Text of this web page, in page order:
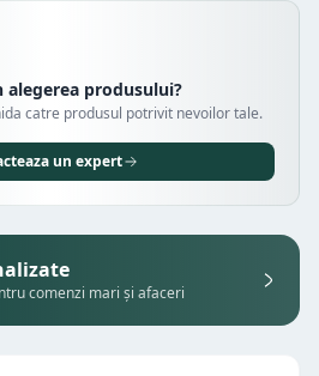
produsului?
catre produsul potrivit nevoilor tale.
un expert
comenzi mari și afaceri